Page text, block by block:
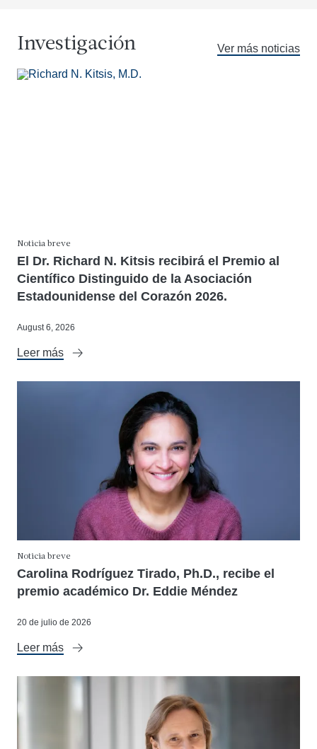
Investigación Ver más noticias
Noticia breve
El Dr. Richard N. Kitsis recibirá el Premio al
Científico Distinguido de la Asociación
Estadounidense del Corazón 2026.
August 6, 2026
Leer más
Noticia breve
Carolina Rodríguez Tirado, Ph.D., recibe el
premio académico Dr. Eddie Méndez
20 de julio de 2026
Leer más